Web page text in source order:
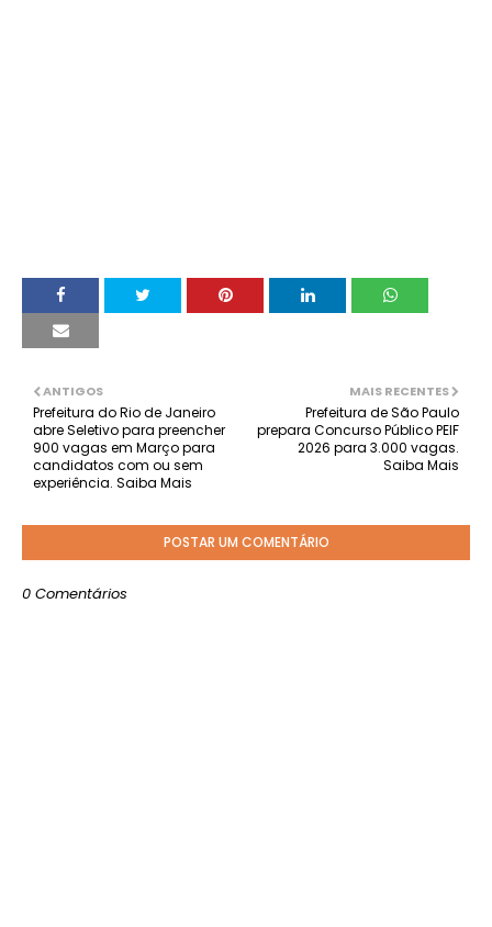
MAIS RECENTES
Prefeitura de São Paulo
prepara Concurso Público PEIF
2026 para 3.000 vagas.
Saiba Mais
ANTIGOS
Prefeitura do Rio de Janeiro
abre Seletivo para preencher
900 vagas em Março para
candidatos com ou sem
experiência. Saiba Mais
POSTAR UM COMENTÁRIO
0 Comentários